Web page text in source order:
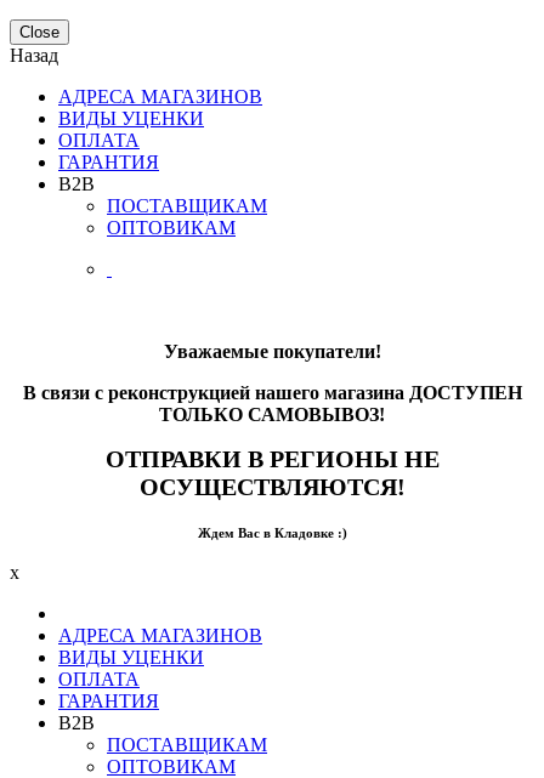
Close
Назад
АДРЕСА МАГАЗИНОВ
ВИДЫ УЦЕНКИ
ОПЛАТА
ГАРАНТИЯ
B2B
ПОСТАВЩИКАМ
ОПТОВИКАМ
Уважаемые покупатели!
В связи с реконструкцией нашего магазина ДОСТУПЕН
ТОЛЬКО САМОВЫВОЗ!
ОТПРАВКИ В РЕГИОНЫ НЕ
ОСУЩЕСТВЛЯЮТСЯ!
Ждем Вас в Кладовке :)
x
АДРЕСА МАГАЗИНОВ
ВИДЫ УЦЕНКИ
ОПЛАТА
ГАРАНТИЯ
B2B
ПОСТАВЩИКАМ
ОПТОВИКАМ